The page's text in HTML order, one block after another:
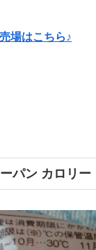
場はこちら♪
パン カロリー